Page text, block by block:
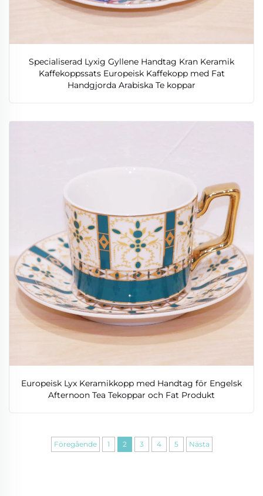
Specialiserad Lyxig Gyllene Handtag Kran Keramik
Kaffekoppssats Europeisk Kaffekopp med Fat
Handgjorda Arabiska Te koppar
Europeisk Lyx Keramikkopp med Handtag för Engelsk
Afternoon Tea Tekoppar och Fat Produkt
Föregående 1 2 3 4 5 Nästa